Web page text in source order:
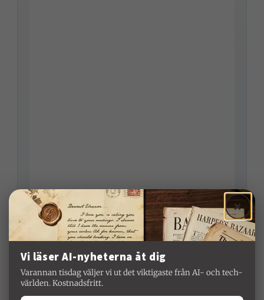
Samtliga fyra amerikanska storleverantörer har
signerat denCode of Practice för GPAIsom EU-
kommissionen publicerade den 10 juli 2025. Det
×
Vi läser AI-nyheterna åt dig
Varannan tisdag väljer vi ut det viktigaste från AI- och tech-
världen. Kostnadsfritt.